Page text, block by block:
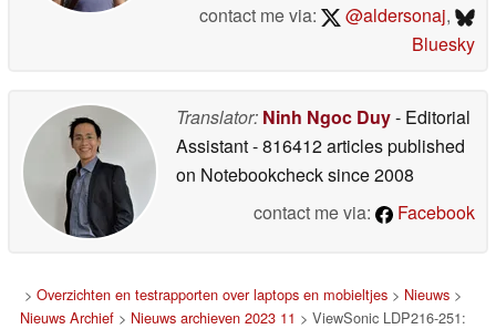
contact me via:
@aldersonaj,
Bluesky
Translator: Ninh Ngoc Duy- Editorial
Assistant- 816412 articles published
on Notebookchecksince 2008
contact me via:
Facebook
> Overzichten en testrapporten over laptops en mobieltjes> Nieuws>
Nieuws Archief> Nieuws archieven 2023 11 > ViewSonic LDP216-251: